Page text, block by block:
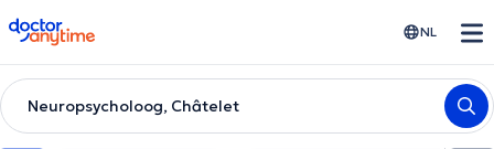
doctoranytime NL
Neuropsycholoog, Châtelet